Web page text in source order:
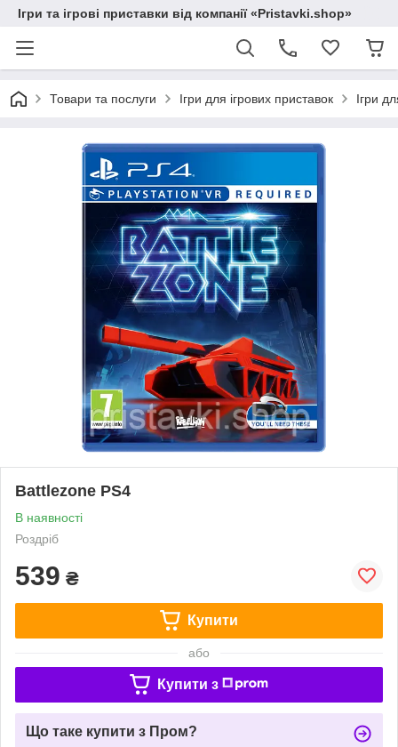
Ігри та ігрові приставки від компанії «Pristavki.shop»
Товари та послуги Ігри для ігрових приставок Ігри
Battlezone PS4
В наявності
Роздріб
539 ₴
Купити
або
Купити з
Що таке купити з Пром?